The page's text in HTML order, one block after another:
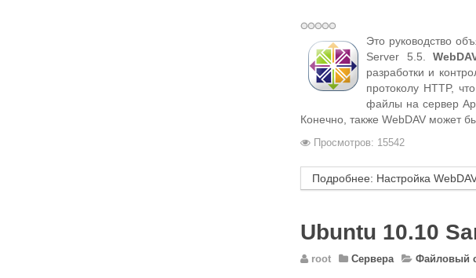
Это руководство
Server 5.5.
разработки и
протоколу HTTP,
файлы на сервер
Конечно, также WebDAV может
Просмотров: 15542
Подробнее: Настройка
Ubuntu 10.10
root Сервера Файловый